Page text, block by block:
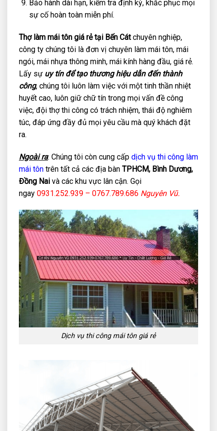
Bảo hành dài hạn, kiểm tra định kỳ, khắc phục mọi
sự cố hoàn toàn miễn phí.
Thợ làm mái tôn giá rẻ tại Bến Cátchuyên nghiệp,
công ty chúng tôi là đơn vị chuyên làm mái tôn, mái
ngói, mái nhựa thông minh, mái kính hàng đầu, giá rẻ.
Lấy sự uy tín để tạo thương hiệu dẫn đến thành
công, chúng tôi luôn làm việc với một tinh thần nhiệt
huyết cao, luôn giữ chữ tín trong mọi vấn đề công
việc, đội thợ thi công có trách nhiệm, thái độ nghiêm
túc, đáp ứng đầy đủ mọi yêu cầu mà quý khách đặt
ra.
Ngoài ra: Chúng tôi còn cung cấp dịch vụ thi công làm
mái tôn trên tất cả các địa bàn TPHCM, Bình Dương,
Đồng Nai và các khu vực lân cận. Gọi
ngay 0931.252.939 – 0767.789.686 Nguyên Vũ.
Dịch vụ thi công mái tôn giá rẻ